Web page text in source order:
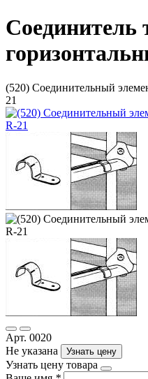
(520) Соединительный
21
Арт. 0020
Не указана
Узнать цену
Узнать цену товара